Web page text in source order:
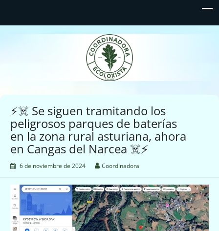
Coordinadora Ecoloxista
d'Asturies
⚡☠️ Se siguen tramitando los
peligrosos parques de baterías
en la zona rural asturiana, ahora
en Cangas del Narcea ☠️⚡
6 de noviembre de 2024 Coordinadora